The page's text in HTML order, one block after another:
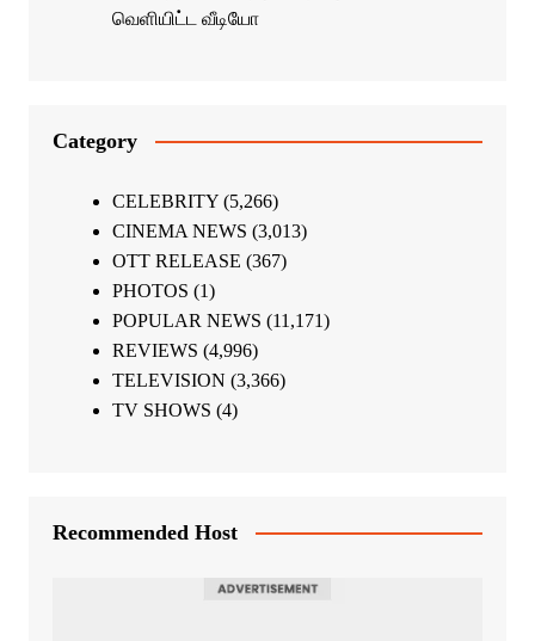
வெளியிட்ட வீடியோ
Category
CELEBRITY(5,266)
CINEMA NEWS (3,013)
OTT RELEASE (367)
PHOTOS (1)
POPULAR NEWS (11,171)
REVIEWS (4,996)
TELEVISION (3,366)
TV SHOWS (4)
Recommended Host